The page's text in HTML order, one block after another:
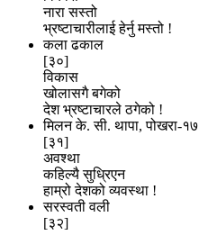
नारा सस्तो
भ्रष्टाचारीलाई हेर्नु मस्तो !
कला ढकाल
[३०]
विकास
खोलासगै बगेको
देश भ्रष्टाचारले ठगेको !
मिलन के. सी. थापा, पोखरा-१७
[३१]
अवश्था
कहिल्यै सुध्रिएन
हाम्रो देशको व्यवस्था !
सरस्वती वली
[३२]